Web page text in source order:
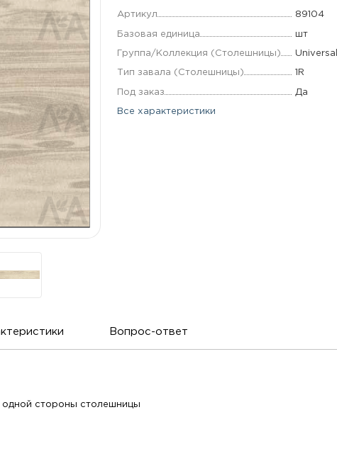
Артикул 89104
Базовая единица шт
Группа/Коллекция (Столешницы) Universal
Тип завала (Столешницы) 1R
Под заказ Да
Все характеристики
Вопрос-ответ
одной стороны столешницы